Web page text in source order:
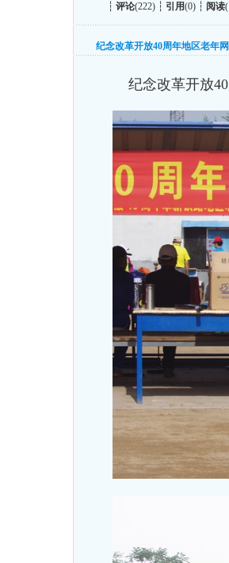
┆ 评论(222) ┆ 引用(0) ┆ 阅读
纪念改革开放40周年地区老年
纪念改革开放